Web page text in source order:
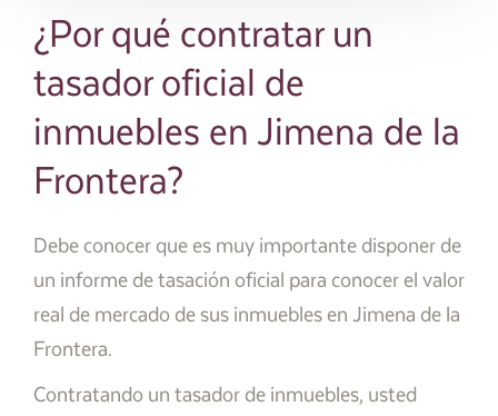
¿Por qué contratar un
tasador oficial de
inmuebles en Jimena de la
Frontera?
Debe conocer que es muy importante disponer de
un informe de tasación oficial para conocer el valor
real de mercado de sus inmuebles en Jimena de la
Frontera.
Contratando un tasador de inmuebles, usted